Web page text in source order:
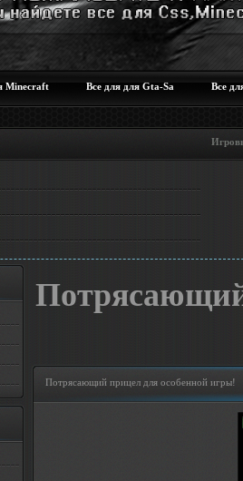
Minecraft Все для для Gta-Sa Все
темы Игровые
Потрясающий прицел для особенной игры!